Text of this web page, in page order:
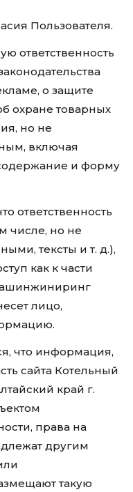
Пользователя.
ответственность
о защите
охране товарных
но не
включая
и форму
ответственность
числе, но не
тексты и т. д.),
как к части
лицо,
что информация,
сайта Котельный
край г.
права на
другим
такую